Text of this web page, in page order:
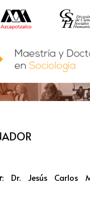
: Dr. Jesús Carlos